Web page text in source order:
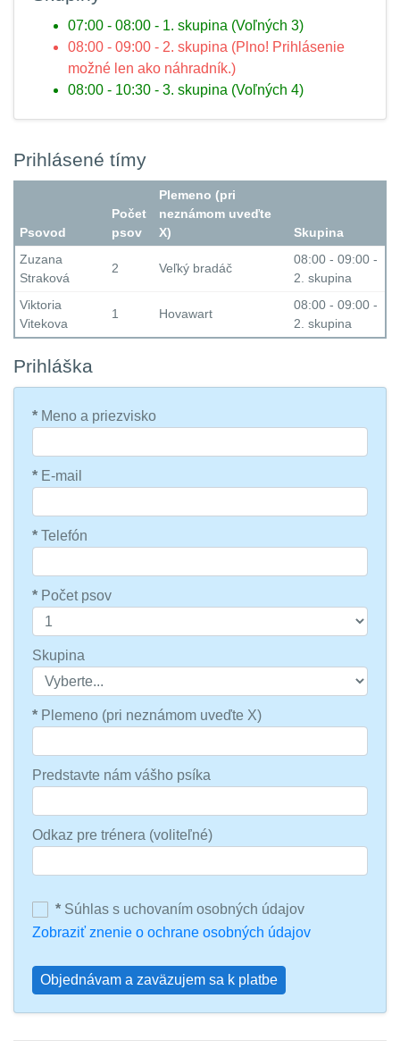
07:00 - 08:00 - 1. skupina (Voľných 3)
08:00 - 09:00 - 2. skupina (Plno! Prihlásenie
možné len ako náhradník.)
08:00 - 10:30 - 3. skupina (Voľných 4)
Prihlásené tímy
Psovod
Počet
psov
Plemeno (pri
neznámom uveďte
X)
Skupina
Zuzana
Straková
2 Veľký bradáč
08:00 - 09:00 -
2. skupina
Viktoria
Vitekova
1 Hovawart
08:00 - 09:00 -
2. skupina
Prihláška
* Meno a priezvisko
* E-mail
* Telefón
* Počet psov
Skupina
* Plemeno (pri neznámom uveďte X)
Predstavte nám vášho psíka
Odkaz pre trénera (voliteľné)
* Súhlas s uchovaním osobných údajov
Zobraziť znenie o ochrane osobných údajov
Objednávam a zaväzujem sa k platbe